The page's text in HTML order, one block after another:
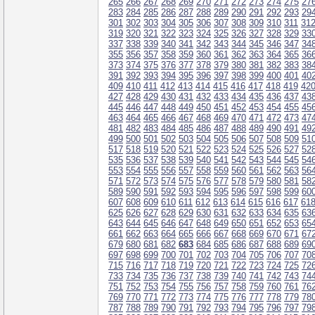
283 284 285 286 287 288 289 290 291 292 293
301 302 303 304 305 306 307 308 309 310 311 312
319 320 321 322 323 324 325 326 327 328 329
337 338 339 340 341 342 343 344 345 346 347
355 356 357 358 359 360 361 362 363 364 365
373 374 375 376 377 378 379 380 381 382 383
391 392 393 394 395 396 397 398 399 400 401
409 410 411 412 413 414 415 416 417 418 419 420
427 428 429 430 431 432 433 434 435 436 437
445 446 447 448 449 450 451 452 453 454 455
463 464 465 466 467 468 469 470 471 472 473
481 482 483 484 485 486 487 488 489 490 491
499 500 501 502 503 504 505 506 507 508 509
517 518 519 520 521 522 523 524 525 526 527
535 536 537 538 539 540 541 542 543 544 545
553 554 555 556 557 558 559 560 561 562 563
571 572 573 574 575 576 577 578 579 580 581
589 590 591 592 593 594 595 596 597 598 599
607 608 609 610 611 612 613 614 615 616 617 618
625 626 627 628 629 630 631 632 633 634 635
643 644 645 646 647 648 649 650 651 652 653
661 662 663 664 665 666 667 668 669 670 671
679 680 681 682 683 684 685 686 687 688 689
697 698 699 700 701 702 703 704 705 706 707
715 716 717 718 719 720 721 722 723 724 725
733 734 735 736 737 738 739 740 741 742 743
751 752 753 754 755 756 757 758 759 760 761
769 770 771 772 773 774 775 776 777 778 779
787 788 789 790 791 792 793 794 795 796 797